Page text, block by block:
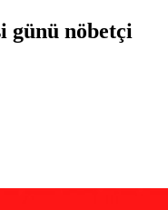
günü nöbetçi